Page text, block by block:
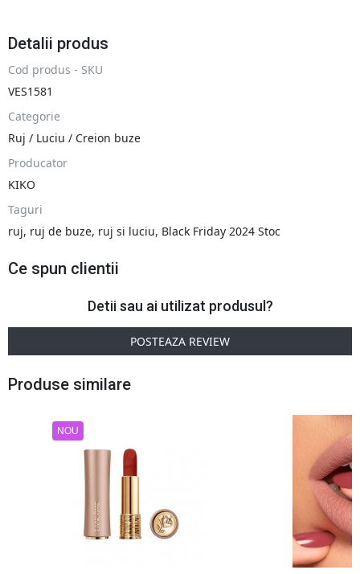
Detalii produs
Cod produs - SKU
VES1581
Categorie
Ruj / Luciu / Creion buze
Producator
KIKO
Taguri
ruj, ruj de buze, ruj si luciu, Black Friday 2024 Stoc
Ce spun clientii
Detii sau ai utilizat produsul?
POSTEAZA REVIEW
Produse similare
NOU